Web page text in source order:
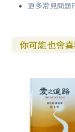
更多常見問題
你可能也會